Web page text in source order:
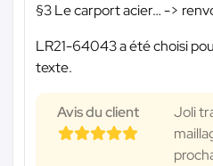
§3 Le carport acier… ->
LR21-64043 a été choisi
texte.
Avis du client
Joli